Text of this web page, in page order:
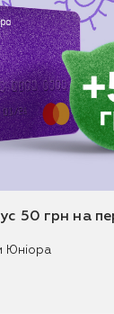
50 грн на
Юніора